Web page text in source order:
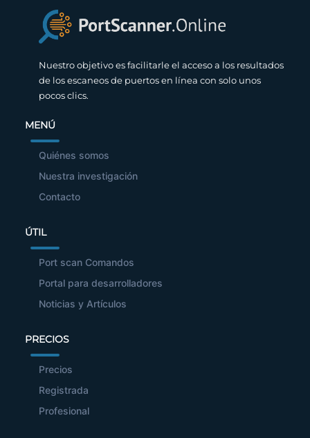
Nuestro objetivo es facilitarle el acceso a los resultados
de los escaneos de puertos en línea con solo unos
pocos clics.
MENÚ
Quiénes somos
Nuestra investigación
Contacto
ÚTIL
Port scan Comandos
Portal para desarrolladores
Noticias y Artículos
PRECIOS
Precios
Registrada
Profesional